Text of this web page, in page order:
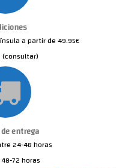
a partir de 49.95€
(consultar)
entrega
24-48 horas
72 horas